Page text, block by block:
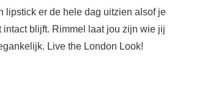
lipstick er de hele dag uitzien alsof je
blijft. Rimmel laat jou zijn wie jij
Live the London Look!